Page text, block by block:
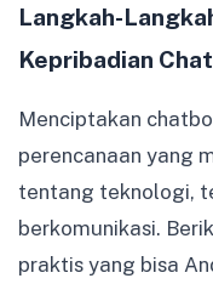
Langkah-
Kepribadian
Menciptakan
perencanaan yang
tentang teknologi,
berkomunikasi.
praktis yang bisa